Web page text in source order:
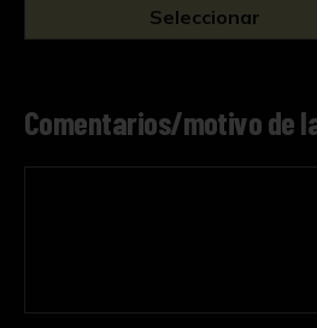
Seleccionar
Comentarios/motivo de